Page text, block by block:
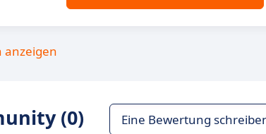
anzeigen
(0) Eine Bewertung